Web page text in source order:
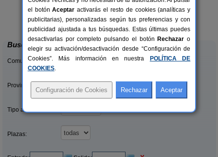
8-14+4 pers.
desde30 €
Casa Rural Dos Hermanas
Navahermosa (Toledo)
Buscar
Comunidades:
Provincias/Islas:
Tipo alquiler:
Plazas:
el botónAceptar activarás el resto de cookies (analíticas y
publicitarias), personalizadas según tus preferencias y con
publicidad ajustada a tus búsquedas. Estas últimas puedes
desactivarlas por completo pulsando el botón Rechazar o
elegir su activación/desactivación desde “Configuración de
Cookies”. Más información en nuestra
POLÍTICA DE
COOKIES.